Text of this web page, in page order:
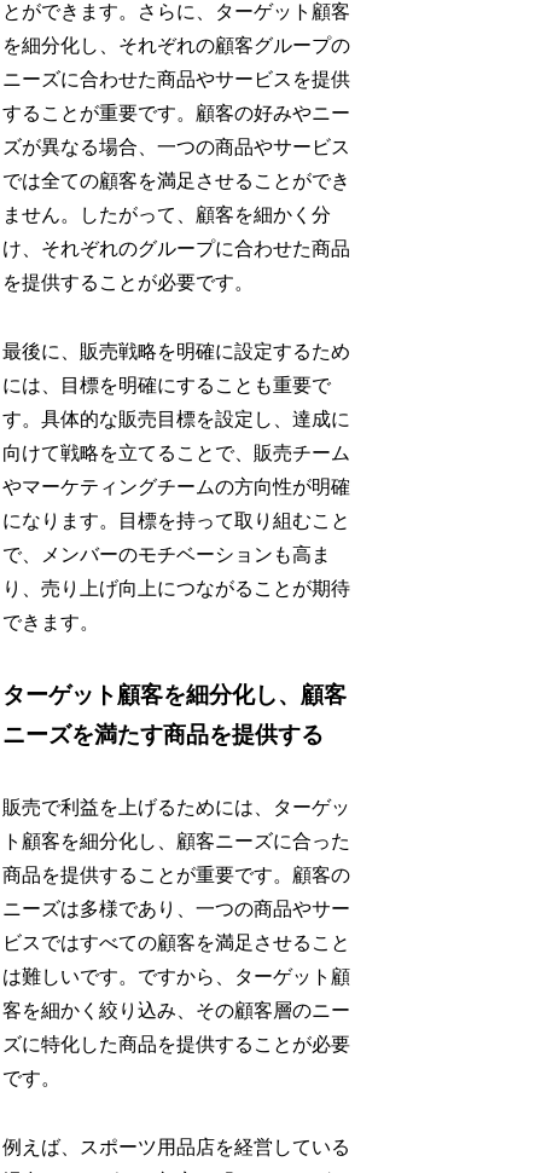
とができます。さらに、ターゲット顧客
を細分化し、それぞれの顧客グループの
ニーズに合わせた商品やサービスを提供
することが重要です。顧客の好みやニー
ズが異なる場合、一つの商品やサービス
では全ての顧客を満足させることができ
ません。したがって、顧客を細かく分
け、それぞれのグループに合わせた商品
を提供することが必要です。
最後に、販売戦略を明確に設定するため
には、目標を明確にすることも重要で
す。具体的な販売目標を設定し、達成に
向けて戦略を立てることで、販売チーム
やマーケティングチームの方向性が明確
になります。目標を持って取り組むこと
で、メンバーのモチベーションも高ま
り、売り上げ向上につながることが期待
できます。
ターゲット顧客を細分化し、顧客
ニーズを満たす商品を提供する
販売で利益を上げるためには、ターゲッ
ト顧客を細分化し、顧客ニーズに合った
商品を提供することが重要です。顧客の
ニーズは多様であり、一つの商品やサー
ビスではすべての顧客を満足させること
は難しいです。ですから、ターゲット顧
客を細かく絞り込み、その顧客層のニー
ズに特化した商品を提供することが必要
です。
例えば、スポーツ用品店を経営している